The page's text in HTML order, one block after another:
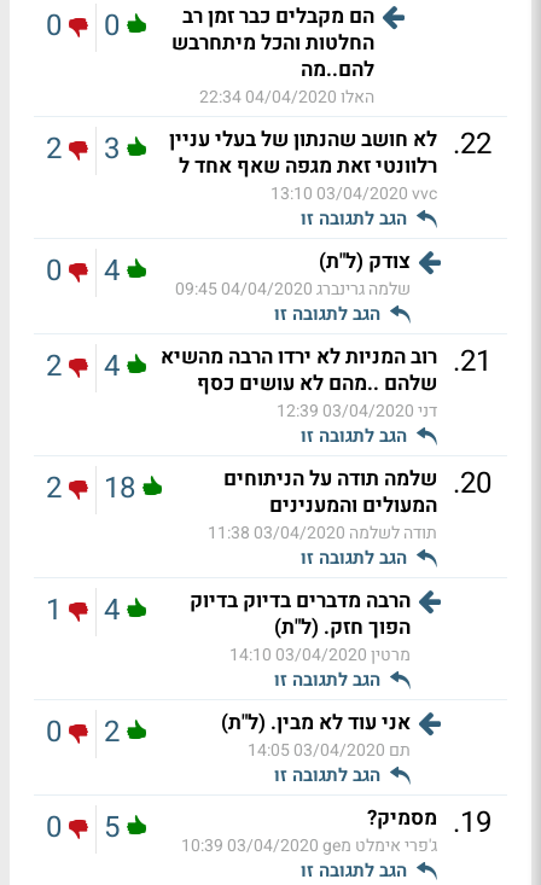
הם מקבלים כבר זמן רב
החלטות והכל מיתחרבש
להם..מה
האלו04/04/2020 22:34
0
0
22
. לא חושב שהנתון של בעלי עניין
רלוונטי זאת מגפה שאף אחד ל
vvc
03/04/2020 13:10
הגב לתגובה זו
3
2
צודק (ל"ת)
שלמה גרינברג04/04/2020 09:45
הגב לתגובה זו
4
0
21
. רוב המניות לא ירדו הרבה מהשיא
שלהם ..מהם לא עושים כסף
דני03/04/2020 12:39
הגב לתגובה זו
4
2
20
. שלמה תודה על הניתוחים
המעולים והמענינים
תודה לשלמה 03/04/2020 11:38
הגב לתגובה זו
18
2
הרבה מדברים בדיוק בדיוק
הפוך חזק. (ל"ת)
מרטין03/04/2020 14:10
הגב לתגובה זו
4
1
אני עוד לא מבין. (ל"ת)
תם 03/04/2020 14:05
הגב לתגובה זו
2
0
19
. מסמיק?
ג'פרי אימלט מge 03/04/2020 10:39
הגב לתגובה זו
5
0